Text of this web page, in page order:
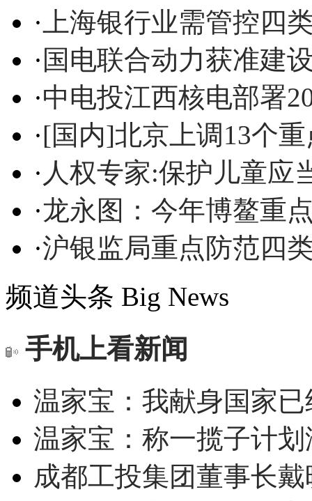
· 上海银行业需管控四
· 国电联合动力获准建
·中电投江西核电部署
·[国内]北京上调13个
· 人权专家:保护儿童应
·龙永图：今年博鳌重
·沪银监局重点防范四
频道头条 Big News
手机上看新闻
温家宝：我献身国家
温家宝：称一揽子计
成都工投集团董事长